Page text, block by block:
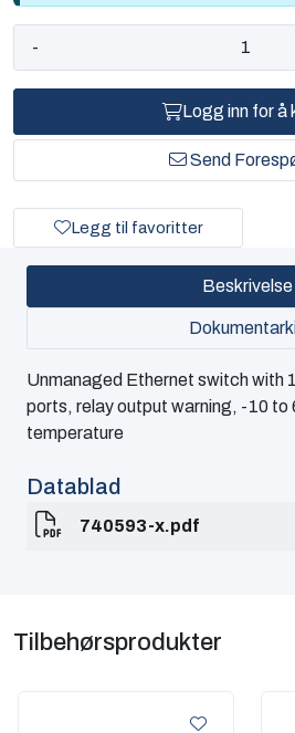
-
Logg inn for å
Send
Legg til favoritter
Beskrivelse
Unmanaged Ethernet switch with
ports, relay output warning, -10 to
temperature
Datablad
740593-x.pdf
Tilbehørsprodukter